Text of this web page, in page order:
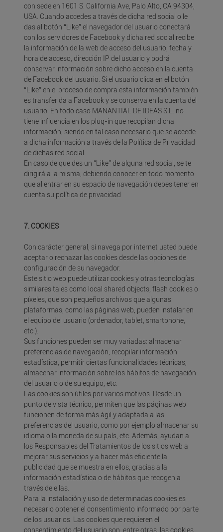
con sede en 1601 S. California Ave, Palo Alto, CA 94304,
USA. Cuando accedes a través de dicha red social o le
das al botón “Like” el navegador del usuario conectará
con los servidores de Facebook y dicha red social recibe
la información de la web de acceso del usuario, fecha y
hora de acceso, dirección IP del usuario y podrá
conservar información sobre dicho acceso en la cuenta
de Facebook del usuario. Si el usuario clica en el botón
“Like” en el proceso de compra esta información también
es transferida a Facebook y se conserva en la cuenta del
usuario. En todo caso MANANTIAL DE IDEAS S.L. no
tiene influencia en los plug-in que recopilan dicha
información, siendo en tal caso necesario que se accede
a dicha información a través de la Política de Privacidad
de dichas red social.
En caso de que des un “Like” de alguna red social, se te
dirigirá a la misma, debiendo conocer en todo momento
que al entrar en su espacio de navegación debes tener en
cuenta su política de privacidad
7. COOKIES
Con carácter general, si navega por internet usted puede
aceptar o rechazar las cookies desde las opciones de
configuración de su navegador.
Este sitio web puede utilizar cookies y otras tecnologías
similares tales como local shared objects, flash cookies o
píxeles, que son pequeños archivos que algunas
plataformas, como las páginas web, pueden instalar en
el equipo del usuario (ordenador, tablet, smartphone,
etc.).
Sus funciones pueden ser muy variadas: almacenar
preferencias de navegación, recopilar información
estadística, permitir ciertas funcionalidades técnicas,
almacenar información sobre los hábitos de navegación
del usuario o de su equipo, etc.
Las cookies son útiles por varios motivos. Desde un
punto de vista técnico, permiten que las páginas web
funcionen de forma más ágil y adaptada a las
preferencias del usuario, como por ejemplo almacenar su
idioma o la moneda de su país, etc. Además, ayudan a
los Responsables del Tratamientos de los sitios web a
mejorar sus servicios y a hacer más eficiente la
publicidad que se muestra en ellos, gracias a la
información estadística o de hábitos que recogen a
través de ellas.
Para la instalación y uso de determinadas cookies es
necesario obtener el consentimiento informado por parte
de los usuarios. Las cookies que requieren el
consentimiento del usuario son, entre otras, las cookies